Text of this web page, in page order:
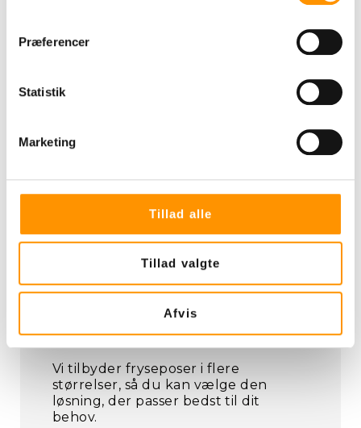
Præferencer
Statistik
Marketing
Tillad alle
Tillad valgte
Afvis
Til mange typer fødevarer
Fryseposer kan anvendes til blandt
andet:
Frugt og bær
Rester og portionsanretninger
Tørvarer og organisering
Flere størrelser og
varianter
Vi tilbyder fryseposer i flere
størrelser, så du kan vælge den
løsning, der passer bedst til dit
behov.